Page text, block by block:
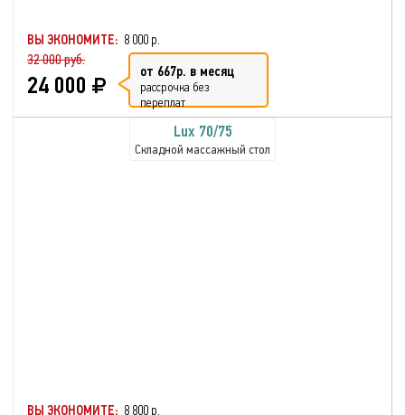
ВЫ ЭКОНОМИТЕ: 8 000 р.
32 000 руб.
24 000 от 667р. в месяц
рассрочка без
переплат
Lux 70/75
Складной массажный стол
ВЫ ЭКОНОМИТЕ: 8 800 р.